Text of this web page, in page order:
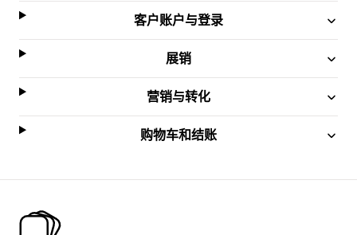
客户账户与登录
展销
营销与转化
购物车和结账